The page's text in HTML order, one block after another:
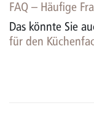
FAQ – Häufige
Das könnte Sie
für den